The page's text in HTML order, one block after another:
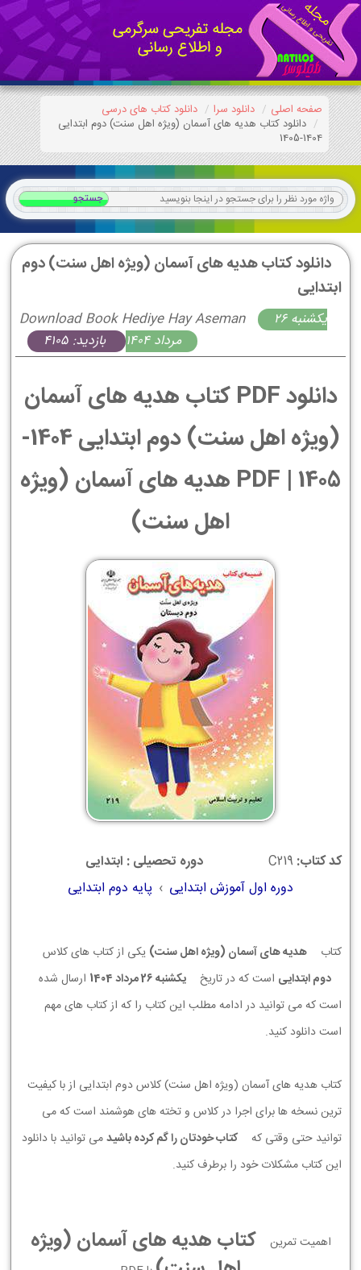
صفحه اصلی دانلود سرا
دانلود کتاب های درسی
دانلود کتاب هدیه های آسمان (ویژه اهل سنت) دوم ابتدایی
1404-1405
دانلود کتاب هدیه های آسمان (ویژه اهل سنت) دوم
ابتدایی
Download Book Hediye Hay Aseman
يكشنبه 26
مرداد 1404
بازدید: 4105
دانلود PDF کتاب هدیه های آسمان
(ویژه اهل سنت) دوم ابتدایی 1404-
1405 | PDF هدیه های آسمان (ویژه
اهل سنت)
کد کتاب: C219
دوره تحصیلی : ابتدایی
دوره اول آموزش ابتدایی › پایه دوم ابتدایی
کتاب هدیه های آسمان (ویژه اهل سنت) یکی از کتاب های کلاس
دوم ابتدایی است که در تاریخ يكشنبه 26 مرداد 1404
ارسال شده
است که می توانید در ادامه مطلب این کتاب را که از کتاب های مهم
است دانلود کنید.
کتاب هدیه های آسمان (ویژه اهل سنت) کلاس دوم ابتدایی از با کیفیت
ترین نسخه ها برای اجرا در کلاس و تخته های هوشمند است که می
توانید حتی وقتی که
کتاب خودتان را گم کرده باشیدمی توانید با دانلود
این کتاب مشکلات خود را برطرف کنید.
اهمیت تمرین
کتاب هدیه های آسمان (ویژه